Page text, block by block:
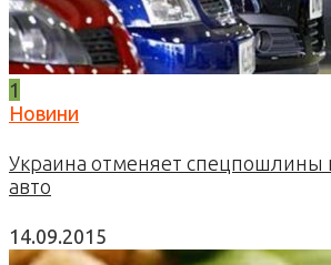
1
Новини
Украина отменяет спецпошлины
авто
14.09.2015